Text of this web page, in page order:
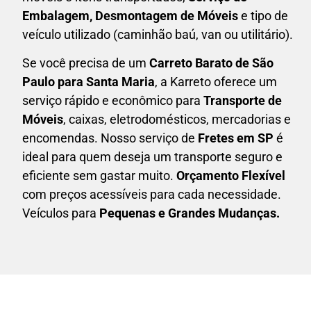
Embalagem, Desmontagem de Móveise tipo de
veículo utilizado (caminhão baú, van ou utilitário).
Se você precisa de um Carreto Baratode São
Paulo para Santa Maria, a Karreto oferece um
serviço rápido e econômico para Transporte de
Móveis, caixas, eletrodomésticos, mercadorias e
encomendas. Nosso serviço de Fretes em SP é
ideal para quem deseja um transporte seguro e
eficiente sem gastar muito. Orçamento Flexível
com preços acessíveis para cada necessidade.
Veículos para Pequenas e Grandes Mudanças.